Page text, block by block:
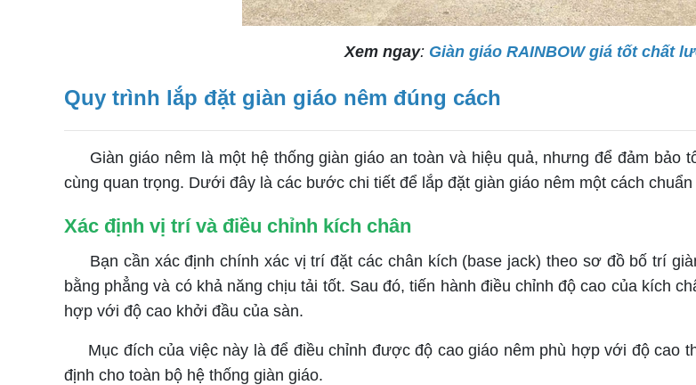
Xem ngay: Giàn giáo RAINBOW giá tốt chất
Quy trình lắp đặt giàn giáo nêm đúng cách
Giàn giáo nêm là một hệ thống giàn giáo an toàn và hiệu quả, nhưng để đảm bảo
cùng quan trọng. Dưới đây là các bước chi tiết để lắp đặt giàn giáo nêm một cách
Xác định vị trí và điều chỉnh kích chân
Bạn cần xác định chính xác vị trí đặt các chân kích (base jack) theo sơ đồ bố trí
bằng phẳng và có khả năng chịu tải tốt. Sau đó, tiến hành điều chỉnh độ cao của kích
hợp với độ cao khởi đầu của sàn.
Mục đích của việc này là để điều chỉnh được độ cao giáo nêm phù hợp với độ cao
định cho toàn bộ hệ thống giàn giáo.